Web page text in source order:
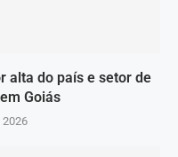
alta do país e setor de
Goiás
2026